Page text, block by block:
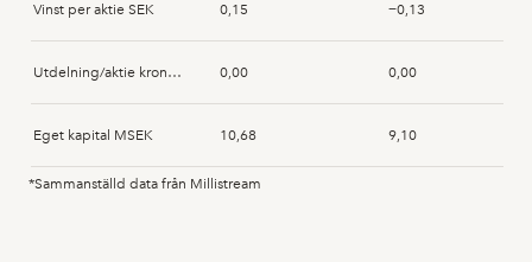
Vinst per aktie SEK 0,15 −0,13
Utdelning/aktie kronor SEK 0,00 0,00
Eget kapital MSEK 10,68 9,10
*Sammanställd data från Millistream